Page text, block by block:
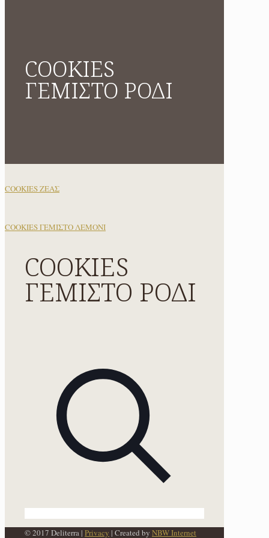
COOKIES
ΓΕΜΙΣΤΟ ΡΟΔΙ
COOKIES ΖΕΑΣ
COOKIES ΓΕΜΙΣΤΟ ΛΕΜΟΝΙ
COOKIES
ΓΕΜΙΣΤΟ ΡΟΔΙ
© 2017 Deliterra | Privacy | Created by NBW Internet